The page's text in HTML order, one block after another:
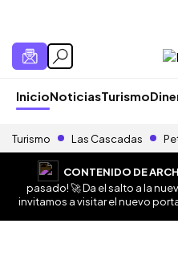
InicioNoticiasTurismo
Turismo Las Cascadas
CONTENIDO DE
pasado! 🚀 Da el salto a la
invitamos a visitar el nuevo